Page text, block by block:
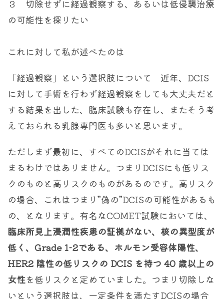
３ 切除せずに経過観察する、あるいは低侵襲治療
の可能性を探りたい
これに対して私が述べたのは
「経過観察」という選択肢について 近年、DCIS
に対して手術を行わず経過観察をしても大丈夫だと
する結果を出した、臨床試験も存在し、またそう考
えておられる乳腺専門医も多いと思います。
ただしまず最初に、すべてのDCISがそれに当ては
まるわけではありません。つまりDCISにも低リス
クのものと高リスクのものがあるのです。高リスク
の場合、これはつまり”偽の”DCISの可能性があるも
の、となります。有名なCOMET試験においては、
臨床所見上浸潤性疾患の証拠がない、核の異型度が
低く、Grade 1-2である、ホルモン受容体陽性、
HER2 陰性の低リスクの DCIS を持つ 40 歳以上の
女性を低リスクと定めていました。つまり切除しな
いという選択肢は、一定条件を満たすDCISの場合